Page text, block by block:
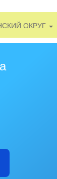
ОКРУГ